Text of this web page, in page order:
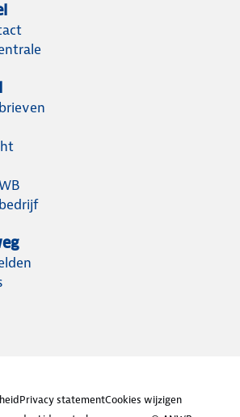
Privacy statementCookies wijzigen